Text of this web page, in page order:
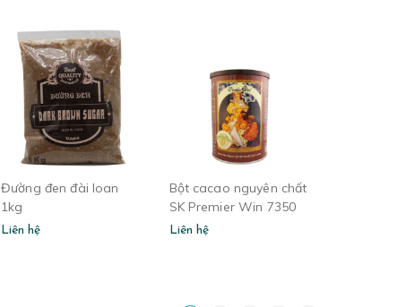
Đường đen đài loan
1kg
Liên hệ
Bột cacao nguyên chất
SK Premier Win 7350
Liên hệ